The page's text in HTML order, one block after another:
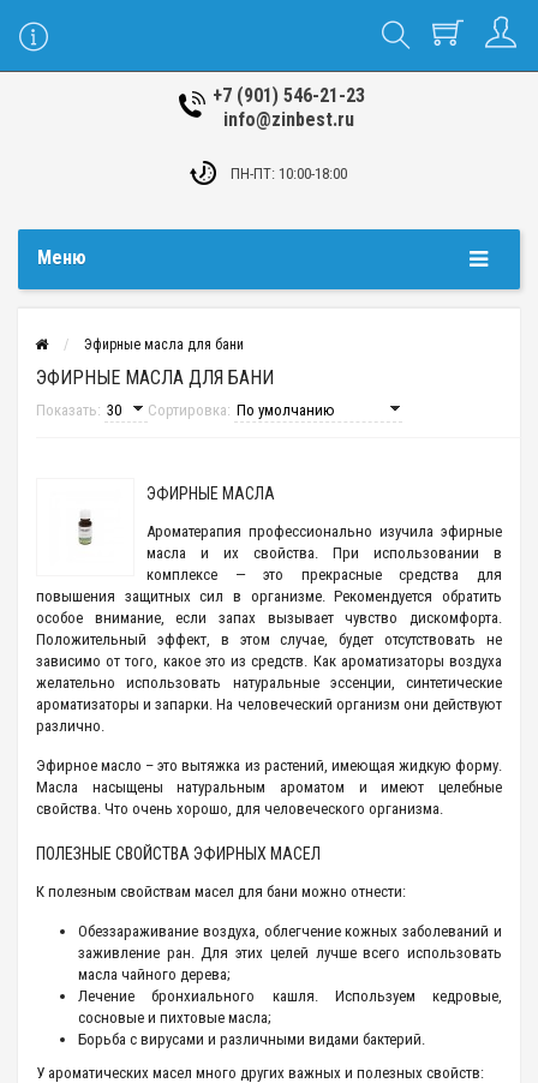
+7 (901) 546-21-23
info@zinbest.ru
ПН-ПТ: 10:00-18:00
Меню
Эфирные масла для бани
ЭФИРНЫЕ МАСЛА ДЛЯ БАНИ
Показать: Сортировка:
ЭФИРНЫЕ МАСЛА
Ароматерапия профессионально изучила эфирные
масла и их свойства. При использовании в
комплексе — это прекрасные средства для
повышения защитных сил в организме. Рекомендуется обратить
особое внимание, если запах вызывает чувство дискомфорта.
Положительный эффект, в этом случае, будет отсутствовать не
зависимо от того, какое это из средств. Как ароматизаторы воздуха
желательно использовать натуральные эссенции, синтетические
ароматизаторы и запарки. На человеческий организм они действуют
различно.
Эфирное масло – это вытяжка из растений, имеющая жидкую форму.
Масла насыщены натуральным ароматом и имеют целебные
свойства. Что очень хорошо, для человеческого организма.
ПОЛЕЗНЫЕ СВОЙСТВА ЭФИРНЫХ МАСЕЛ
К полезным свойствам масел для бани можно отнести:
Обеззараживание воздуха, облегчение кожных заболеваний и
заживление ран. Для этих целей лучше всего использовать
масла чайного дерева;
Лечение бронхиального кашля. Используем кедровые,
сосновые и пихтовые масла;
Борьба с вирусами и различными видами бактерий.
У ароматических масел много других важных и полезных свойств: